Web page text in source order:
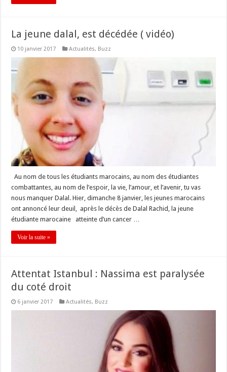
La jeune dalal, est décédée ( vidéo)
10 janvier 2017 Actualités, Buzz
Au nom de tous les étudiants marocains, au nom des étudiantes
combattantes, au nom de l’espoir, la vie, l’amour, et l’avenir, tu vas
nous manquer Dalal. Hier, dimanche 8 janvier, les jeunes marocains
ont annoncé leur deuil, après le décès de Dalal Rachid, la jeune
étudiante marocaine atteinte d’un cancer …
Voir la suite »
Attentat Istanbul : Nassima est paralysée
du coté droit
6 janvier 2017 Actualités, Buzz